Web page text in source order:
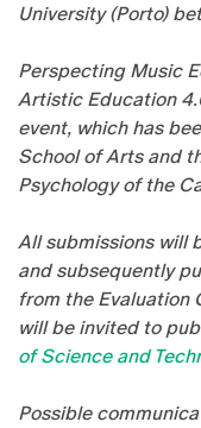
University (Porto)
Perspecting Music
Artistic Education
event, which has
School of Arts and
Psychology of the
All submissions will
and subsequently
from the Evaluation
will be invited to
of Science and
Possible